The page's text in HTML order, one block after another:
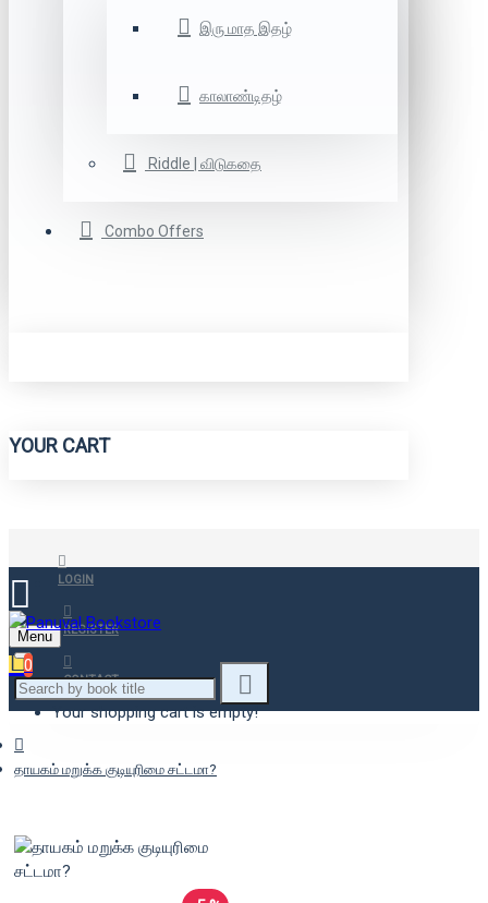
இரு மாத இதழ்
காலாண்டிதழ்
Riddle | விடுகதை
Combo Offers
YOUR CART
LOGIN
REGISTER
CONTACT
Menu
0
Your shopping cart is empty!
தாயகம் மறுக்க குடியுரிமை சட்டமா?